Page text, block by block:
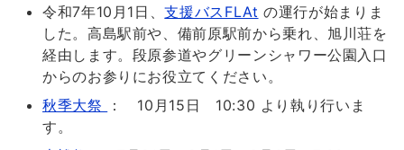
令和7年10月1日、支援バスFLAt の運行が始まりま
した。高島駅前や、備前原駅前から乗れ、旭川荘を
経由します。段原参道やグリーンシャワー公園入口
からのお参りにお役立てください。
秋季大祭
： 10月15日 10:30 より執り行いま
す。